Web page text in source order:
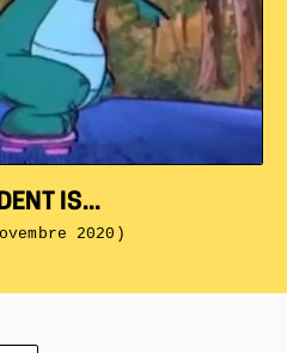
IS...
2020)